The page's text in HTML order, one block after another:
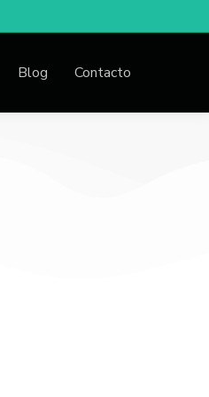
Blog Contacto